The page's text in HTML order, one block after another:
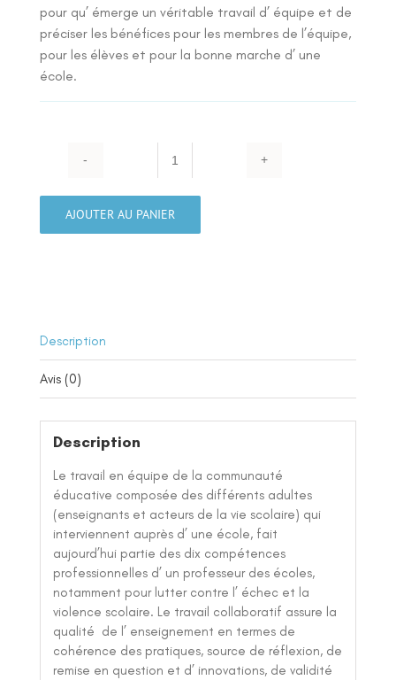
pour qu’ émerge un véritable travail d’ équipe et de
préciser les bénéfices pour les membres de l’équipe,
pour les élèves et pour la bonne marche d’ une
école.
quantité
Le
AJOUTER AU PANIER
Description
Avis (0)
Description
Le travail en équipe de la communauté
éducative composée des différents adultes
(enseignants et acteurs de la vie scolaire) qui
interviennent auprès d’ une école, fait
aujourd’hui partie des dix compétences
professionnelles d’ un professeur des écoles,
notamment pour lutter contre l’ échec et la
violence scolaire. Le travail collaboratif assure la
qualité de l’ enseignement en termes de
cohérence des pratiques, source de réflexion, de
remise en question et d’ innovations, de validité